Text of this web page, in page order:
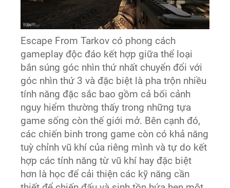
Escape From Tarkov có phong cách
gameplay độc đáo kết hợp giữa thể loại
bắn súng góc nhìn thứ nhất chuyển đổi với
góc nhìn thứ 3 và đặc biệt là pha trộn nhiều
tính năng đặc sắc bao gồm cả bối cảnh
nguy hiểm thường thấy trong những tựa
game sống còn thế giới mở. Bên cạnh đó,
các chiến binh trong game còn có khả năng
tuỳ chỉnh vũ khí của riêng mình và tự do kết
hợp các tính năng từ vũ khí hay đặc biệt
hơn là học để cải thiện các kỹ năng cần